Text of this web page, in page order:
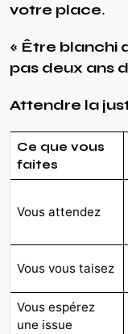
votre place.
« Être blanchi
pas deux ans
Attendre la
Ce que vous
faites
Vous attendez
Vous vous taisez
Vous espérez
une issue